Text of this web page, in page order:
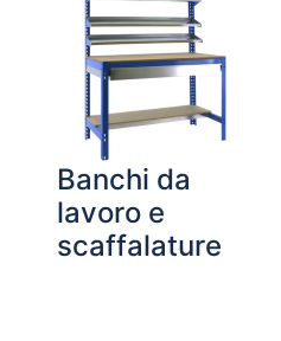
Banchi da
lavoro e
scaffalature